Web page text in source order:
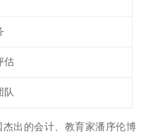
估
队
出的会计、教育家潘序伦博